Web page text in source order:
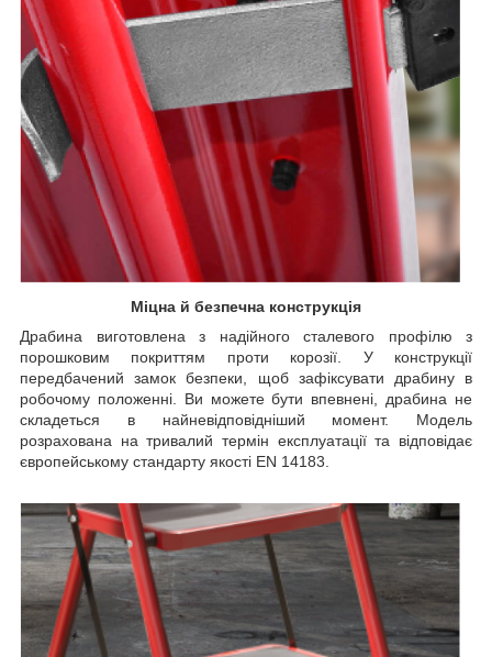
Міцна й безпечна конструкція
Драбина виготовлена з надійного сталевого профілю з
порошковим покриттям проти корозії. У конструкції
передбачений замок безпеки, щоб зафіксувати драбину в
робочому положенні. Ви можете бути впевнені, драбина не
складеться в найневідповідніший момент. Модель
розрахована на тривалий термін експлуатації та відповідає
європейському стандарту якості EN 14183.